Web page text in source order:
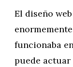
El diseño
funcionaba
puede actuar